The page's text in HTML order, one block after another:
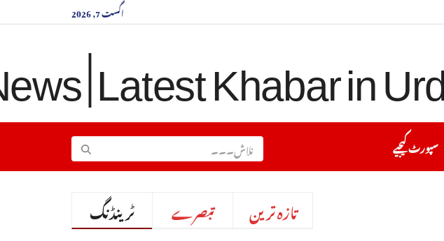
اگست 7, 2026
سپورٹ کیجیے
ٹرینڈنگ تبصرے تازہ ترین